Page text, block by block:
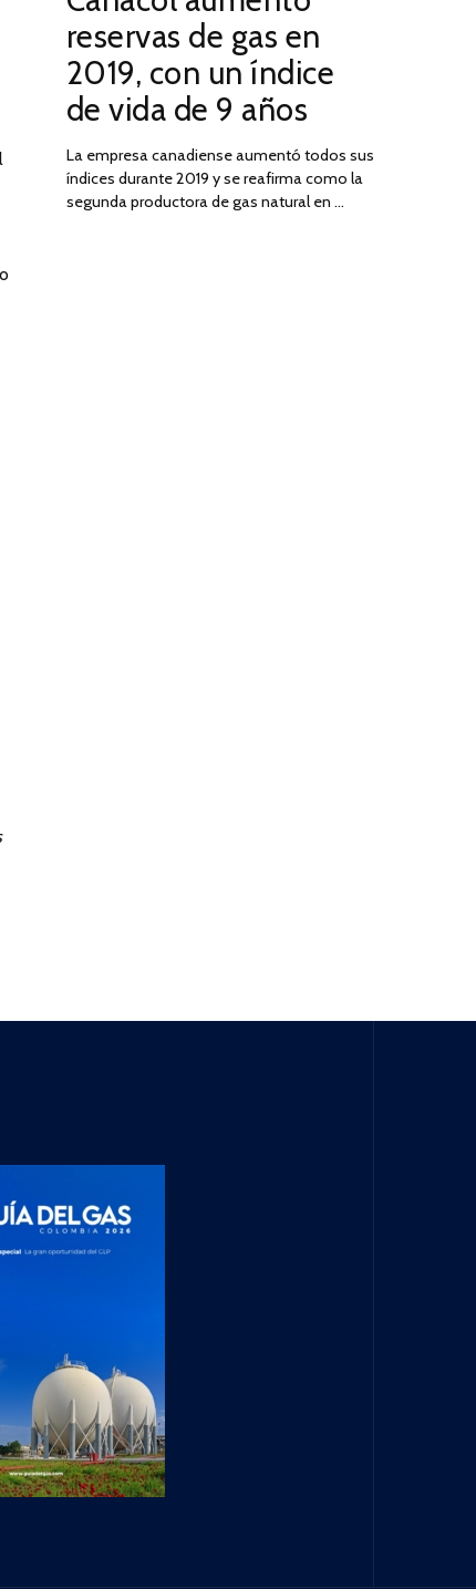
2025
reservas de gas en
2019, con un índice
de vida de 9 años
La empresa canadiense aumentó todos sus
índices durante 2019 y se reafirma como la
segunda productora de gas natural en …